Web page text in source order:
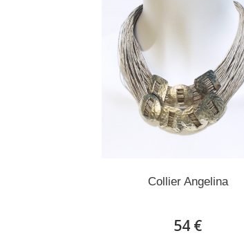
Collier Angelina
54 €